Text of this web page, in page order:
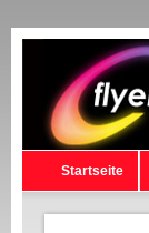
Startseite